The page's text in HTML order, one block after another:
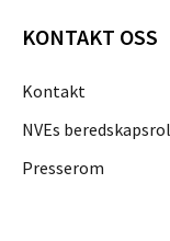
KONTAKT OSS
Kontakt
NVEs
Presserom